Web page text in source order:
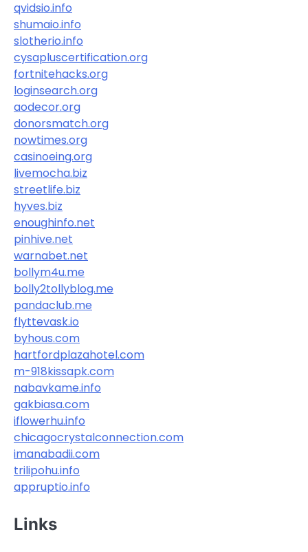
qvidsio.info
shumaio.info
slotherio.info
cysapluscertification.org
fortnitehacks.org
loginsearch.org
aodecor.org
donorsmatch.org
nowtimes.org
casinoeing.org
livemocha.biz
streetlife.biz
hyves.biz
enoughinfo.net
pinhive.net
warnabet.net
bollym4u.me
bolly2tollyblog.me
pandaclub.me
flyttevask.io
byhous.com
hartfordplazahotel.com
m-918kissapk.com
nabavkame.info
gakbiasa.com
iflowerhu.info
chicagocrystalconnection.com
imanabadii.com
trilipohu.info
appruptio.info
Links